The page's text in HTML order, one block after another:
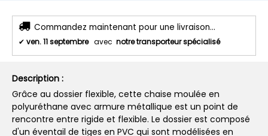
Commandez maintenant pour une livraison...
✔ ven. 11 septembre avec notre transporteur spécialisé
Description :
Grâce au dossier flexible, cette chaise moulée en
polyuréthane avec armure métallique est un point de
rencontre entre rigide et flexible. Le dossier est composé
d'un éventail de tiges en PVC qui sont modélisées en